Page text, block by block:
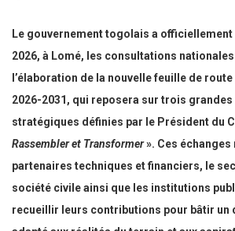
Le gouvernement togolais a officiellement
2026, à Lomé, les consultations nationales
l’élaboration de la nouvelle feuille de
2026-2031, qui reposera sur trois
stratégiques définies par le Président du
Rassembler et Transformer». Ces échanges
partenaires techniques et financiers, le
société civile ainsi que les institutions
recueillir leurs contributions pour bâtir un